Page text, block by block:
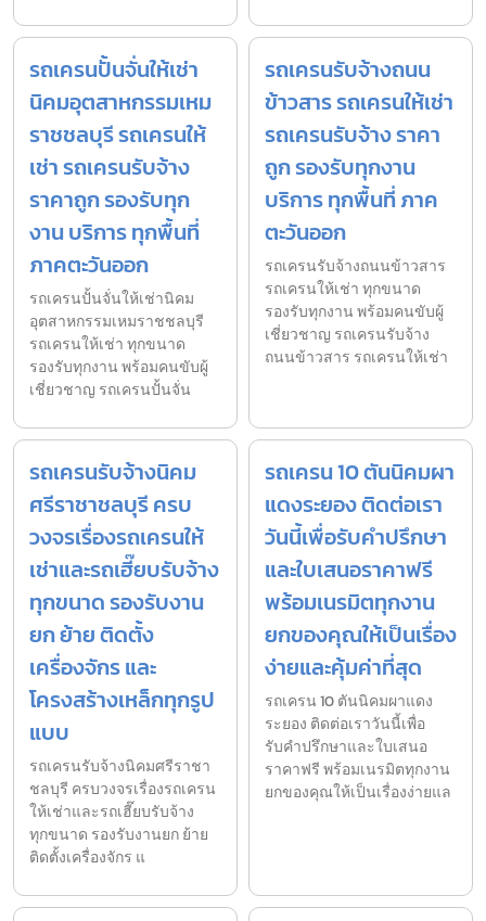
รถเครนปั้นจั่นให้เช่า
นิคมอุตสาหกรรมเหม
ราชชลบุรี รถเครนให้
เช่า รถเครนรับจ้าง
ราคาถูก รองรับทุก
งาน บริการ ทุกพื้นที่
ภาคตะวันออก
รถเครนปั้นจั่นให้เช่านิคม
อุตสาหกรรมเหมราชชลบุรี
รถเครนให้เช่า ทุกขนาด
รองรับทุกงาน พร้อมคนขับผู้
เชี่ยวชาญ รถเครนปั้นจั่น
รถเครนรับจ้างถนน
ข้าวสาร รถเครนให้เช่า
รถเครนรับจ้าง ราคา
ถูก รองรับทุกงาน
บริการ ทุกพื้นที่ ภาค
ตะวันออก
รถเครนรับจ้างถนนข้าวสาร
รถเครนให้เช่า ทุกขนาด
รองรับทุกงาน พร้อมคนขับผู้
เชี่ยวชาญ รถเครนรับจ้าง
ถนนข้าวสาร รถเครนให้เช่า
รถเครนรับจ้างนิคม
ศรีราชาชลบุรี ครบ
วงจรเรื่องรถเครนให้
เช่าและรถเฮี๊ยบรับจ้าง
ทุกขนาด รองรับงาน
ยก ย้าย ติดตั้ง
เครื่องจักร และ
โครงสร้างเหล็กทุกรูป
แบบ
รถเครนรับจ้างนิคมศรีราชา
ชลบุรี ครบวงจรเรื่องรถเครน
ให้เช่าและรถเฮี๊ยบรับจ้าง
ทุกขนาด รองรับงานยก ย้าย
ติดตั้งเครื่องจักร แ
รถเครน 10 ตันนิคมผา
แดงระยอง ติดต่อเรา
วันนี้เพื่อรับคำปรึกษา
และใบเสนอราคาฟรี
พร้อมเนรมิตทุกงาน
ยกของคุณให้เป็นเรื่อง
ง่ายและคุ้มค่าที่สุด
รถเครน 10 ตันนิคมผาแดง
ระยอง ติดต่อเราวันนี้เพื่อ
รับคำปรึกษาและใบเสนอ
ราคาฟรี พร้อมเนรมิตทุกงาน
ยกของคุณให้เป็นเรื่องง่ายแล